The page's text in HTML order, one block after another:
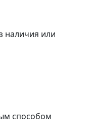
наличия или
способом